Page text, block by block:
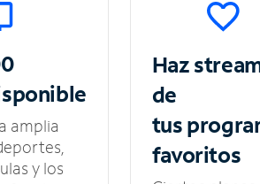
amplia
y los
Haz
de
tus
favoritos